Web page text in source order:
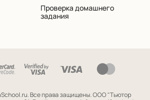
Проверка домашнего
задания
Все права защищены.ООО "Тьютор